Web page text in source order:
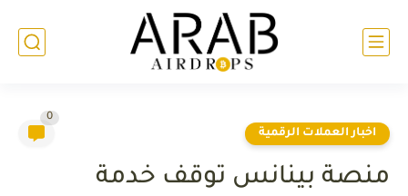
اخبار العملات الرقمية
0
منصة بينانس توقف خدمة